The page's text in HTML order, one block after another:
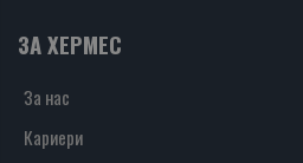
ЗА ХЕРМЕС
За нас
Кариери